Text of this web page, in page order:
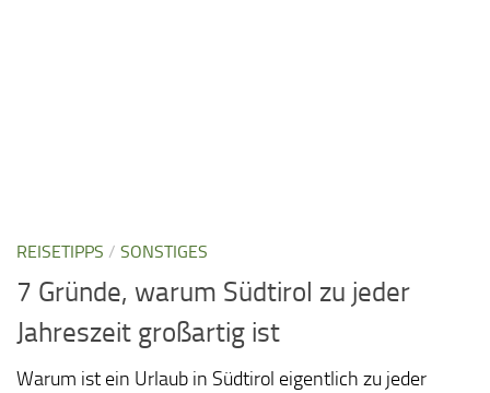
REISETIPPS / SONSTIGES
7 Gründe, warum Südtirol zu jeder
Jahreszeit großartig ist
Warum ist ein Urlaub in Südtirol eigentlich zu jeder